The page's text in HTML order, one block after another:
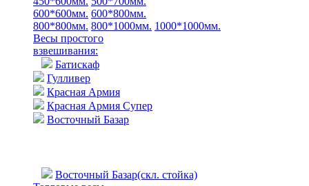
600*600мм. 600*800мм.
800*800мм. 800*1000мм. 1000*1000мм.
Весы простого
взвешивания:
Батискаф
Гулливер
Красная Армия
Красная Армия Супер
Восточный Базар
Восточный Базар(скл. стойка)